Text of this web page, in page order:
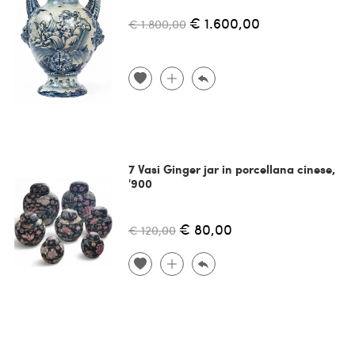
€ 1.800,00 € 1.600,00
7 Vasi Ginger jar in porcellana cinese,
'900
€ 120,00 € 80,00